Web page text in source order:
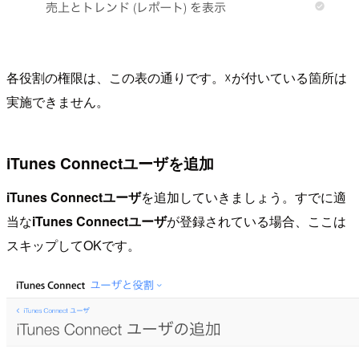
各役割の権限は、この表の通りです。☓が付いている箇所は
実施できません。
iTunes Connectユーザを追加
iTunes Connectユーザを追加していきましょう。すでに適
当なiTunes Connectユーザが登録されている場合、ここは
スキップしてOKです。